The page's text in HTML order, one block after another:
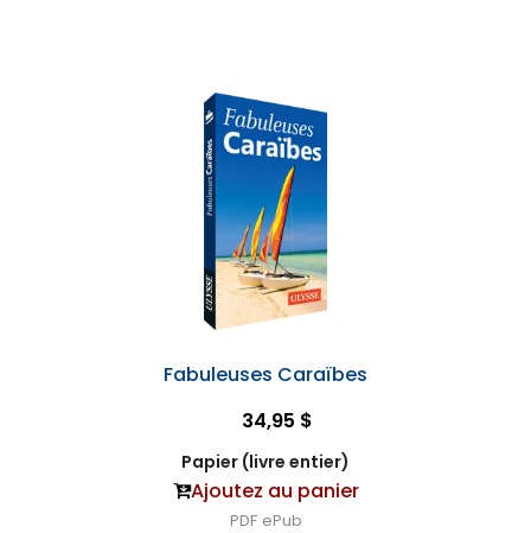
Fabuleuses Caraïbes
34,95 $
Papier (livre entier)
Ajoutez au panier
PDF ePub